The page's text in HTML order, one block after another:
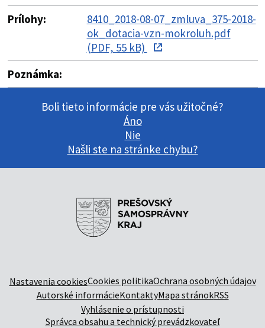
Prílohy:
8410_2018-08-07_zmluva_375-2018-
ok_dotacia-vzn-mokroluh.pdf
(PDF, 55 kB)
Poznámka:
Boli tieto informácie pre vás užitočné?
Áno
Nie
Našli ste na stránke chybu?
Nastavenia cookiesCookies politikaOchrana osobných údajov
Autorské informácieKontaktyMapa stránokRSS
Vyhlásenie o prístupnosti
Správca obsahu a technický prevádzkovateľ